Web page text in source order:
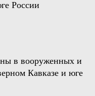
России
в вооруженных и
Кавказе и юге